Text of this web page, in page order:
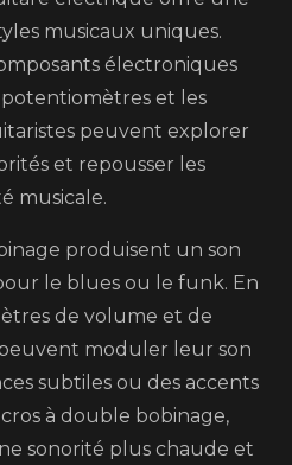
musicaux uniques.
électroniques
potentiomètres et les
peuvent explorer
et repousser les
musicale.
produisent un son
le blues ou le funk. En
de volume et de
moduler leur son
subtiles ou des accents
à double bobinage,
sonorité plus chaude et